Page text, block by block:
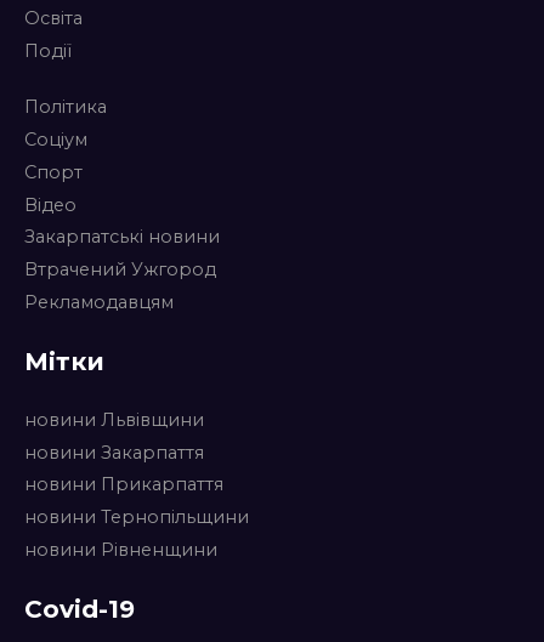
Освіта
Події
Політика
Соціум
Спорт
Відео
Закарпатські новини
Втрачений Ужгород
Рекламодавцям
Мітки
новини Львівщини
новини Закарпаття
новини Прикарпаття
новини Тернопільщини
новини Рівненщини
Covid-19